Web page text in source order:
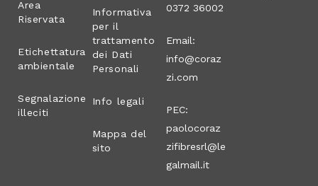
Area
Riservata
Etichettatura
ambientale
Segnalazione
illeciti
Informativa
per il
trattamento
dei Dati
Personali
Info legali
Mappa del
sito
0372 36002
Email:
info@coraz
zi.com
PEC:
paolocoraz
zifibresrl@le
galmail.it